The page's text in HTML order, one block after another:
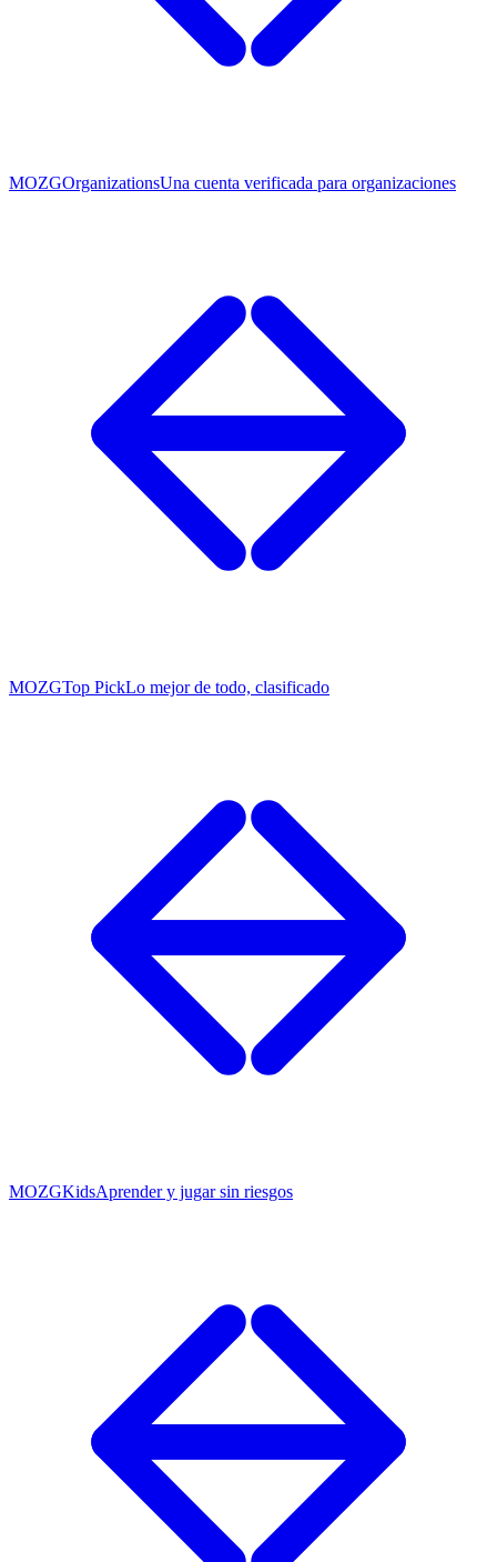
MOZGOrganizationsUna cuenta verificada para organizaciones
MOZGTop PickLo mejor de todo, clasificado
MOZGKidsAprender y jugar sin riesgos